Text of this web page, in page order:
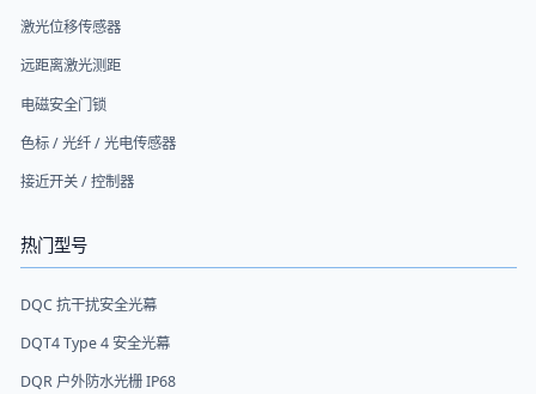
激光位移传感器
远距离激光测距
电磁安全门锁
色标 / 光纤 / 光电传感器
接近开关 / 控制器
热门型号
DQC 抗干扰安全光幕
DQT4 Type 4 安全光幕
DQR 户外防水光栅 IP68